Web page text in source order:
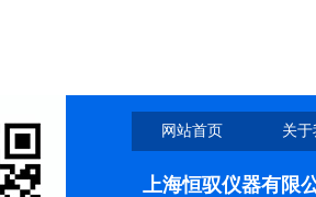
网站首页 关
上海恒驭仪器有限